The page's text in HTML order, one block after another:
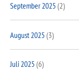
September 2025 (2)
August 2025 (3)
Juli 2025 (6)